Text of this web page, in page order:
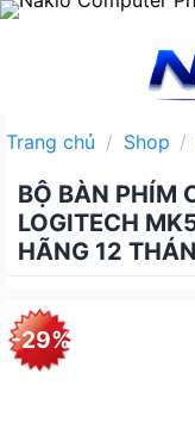
Bỏ
Trang chủ / Shop /
BỘ BÀN PHÍM
LOGITECH
HÃNG 12
-29%